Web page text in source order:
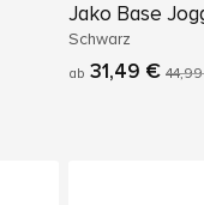
Jako Base
Schwarz
ab 31,49 €